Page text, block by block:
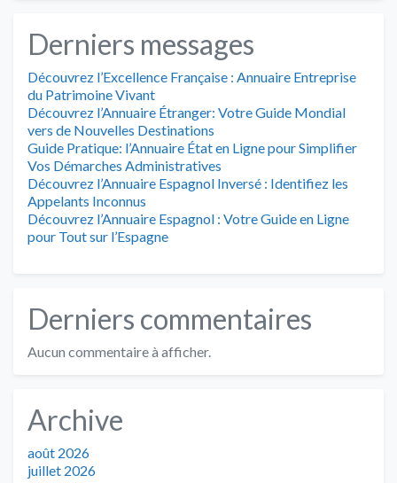
Derniers messages
Découvrez l’Excellence Française : Annuaire Entreprise
du Patrimoine Vivant
Découvrez l’Annuaire Étranger: Votre Guide Mondial
vers de Nouvelles Destinations
Guide Pratique: l’Annuaire État en Ligne pour Simplifier
Vos Démarches Administratives
Découvrez l’Annuaire Espagnol Inversé : Identifiez les
Appelants Inconnus
Découvrez l’Annuaire Espagnol : Votre Guide en Ligne
pour Tout sur l’Espagne
Derniers commentaires
Aucun commentaire à afficher.
Archive
août 2026
juillet 2026